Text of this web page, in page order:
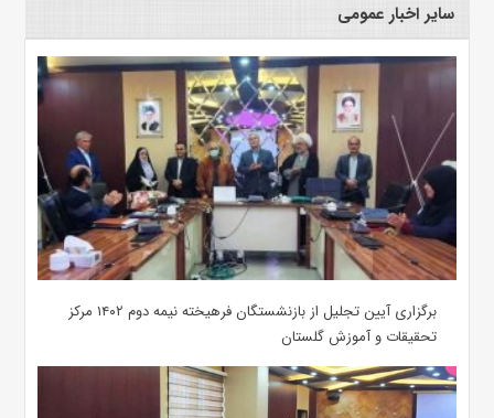
سایر اخبار عمومی
برگزاری آیین تجلیل از بازنشستگان فرهیخته نیمه دوم ۱۴۰۲ مرکز
تحقیقات و آموزش گلستان